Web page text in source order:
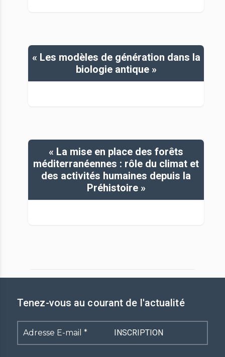
« Les modèles de génération dans la
biologie antique »
« La mise en place des forêts
méditerranéennes : rôle du climat et
des activités humaines depuis la
Préhistoire »
Tenez-vous au courant de l'actualité
Adresse
E-